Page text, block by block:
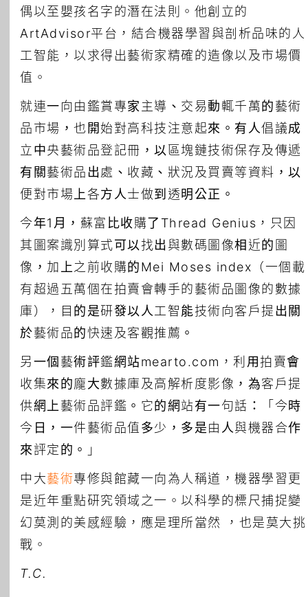
偶以至嬰孩名字的潛在法則。他創立的
ArtAdvisor平台，結合機器學習與剖析品味的人
工智能，以求得出藝術家精確的造像以及市場價
值。
就連一向由鑑賞專家主導、交易動輒千萬的藝術
品市場，也開始對高科技注意起來。有人倡議成
立中央藝術品登記冊，以區塊鏈技術保存及傳遞
有關藝術品出處、收藏、狀況及買賣等資料，以
便對市場上各方人士做到透明公正。
今年1月，蘇富比收購了Thread Genius，只因
其圖案識別算式可以找出與數碼圖像相近的圖
像，加上之前收購的Mei Moses index（一個載
有超過五萬個在拍賣會轉手的藝術品圖像的數據
庫），目的是研發以人工智能技術向客戶提出關
於藝術品的快速及客觀推薦。
另一個藝術評鑑網站mearto.com，利用拍賣會
收集來的龐大數據庫及高解析度影像，為客戶提
供網上藝術品評鑑。它的網站有一句話：「今時
今日，一件藝術品值多少，多是由人與機器合作
來評定的。」
中大藝術專修與館藏一向為人稱道，機器學習更
是近年重點研究領域之一。以科學的標尺捕捉變
幻莫測的美感經驗，應是理所當然 ，也是莫大挑
戰。
T.C.